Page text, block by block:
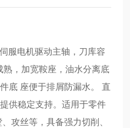
服电机驱动主轴，刀库容
，加宽鞍座，油水分离底
底 座便于排屑防漏水。 直
供稳定支持。适用于零件
攻丝等，具备强力切削、